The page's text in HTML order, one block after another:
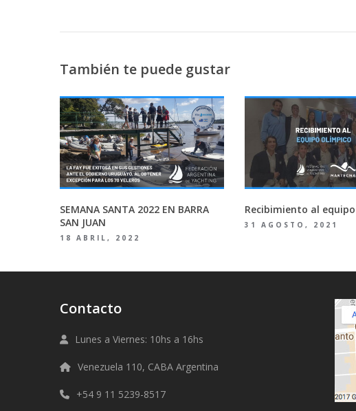
También te puede gustar
SEMANA SANTA 2022 EN BARRA
SAN JUAN
18 ABRIL, 2022
Recibimiento al
31 AGOSTO, 2021
Contacto
Lunes a Viernes: 10hs a 16hs
Venezuela 110, CABA Argentina
+54 9 11 5239-8517